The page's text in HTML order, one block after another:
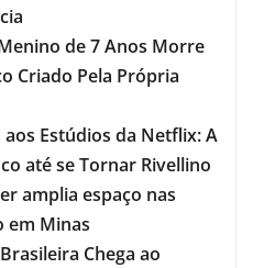
de 7 Anos Morre
Criado Pela Própria
Estúdios da Netflix: A
até se Tornar Rivellino
amplia espaço nas
em Minas
Chega ao